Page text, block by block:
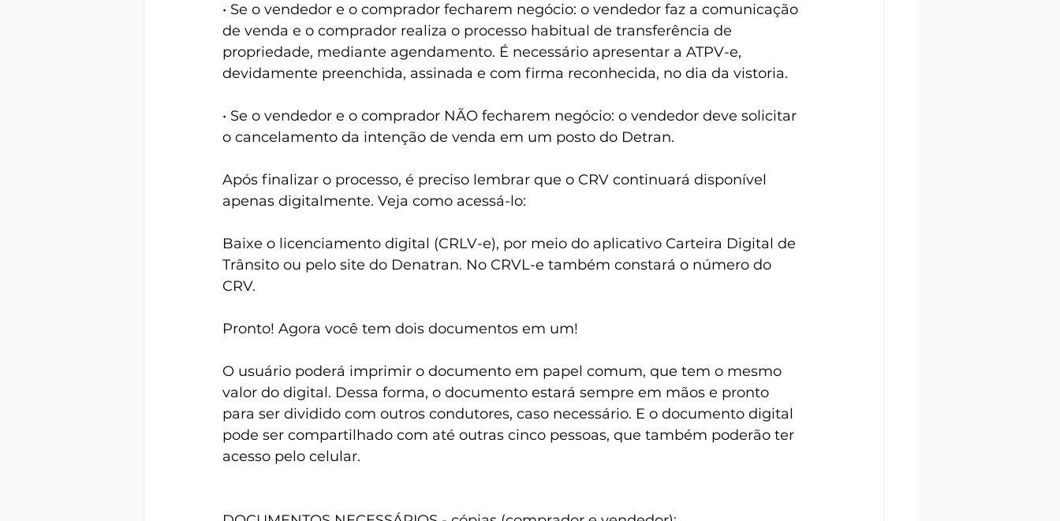
• Se o vendedor e o comprador fecharem negócio: o vendedor faz a comunicação
de venda e o comprador realiza o processo habitual de transferência de
propriedade, mediante agendamento. É necessário apresentar a ATPV-e,
devidamente preenchida, assinada e com firma reconhecida, no dia da vistoria.
• Se o vendedor e o comprador NÃO fecharem negócio: o vendedor deve solicitar
o cancelamento da intenção de venda em um posto do Detran.
Após finalizar o processo, é preciso lembrar que o CRV continuará disponível
apenas digitalmente. Veja como acessá-lo:
Baixe o licenciamento digital (CRLV-e), por meio do aplicativo Carteira Digital de
Trânsito ou pelo site do Denatran. No CRVL-e também constará o número do
CRV.
Pronto! Agora você tem dois documentos em um!
O usuário poderá imprimir o documento em papel comum, que tem o mesmo
valor do digital. Dessa forma, o documento estará sempre em mãos e pronto
para ser dividido com outros condutores, caso necessário. E o documento digital
pode ser compartilhado com até outras cinco pessoas, que também poderão ter
acesso pelo celular.